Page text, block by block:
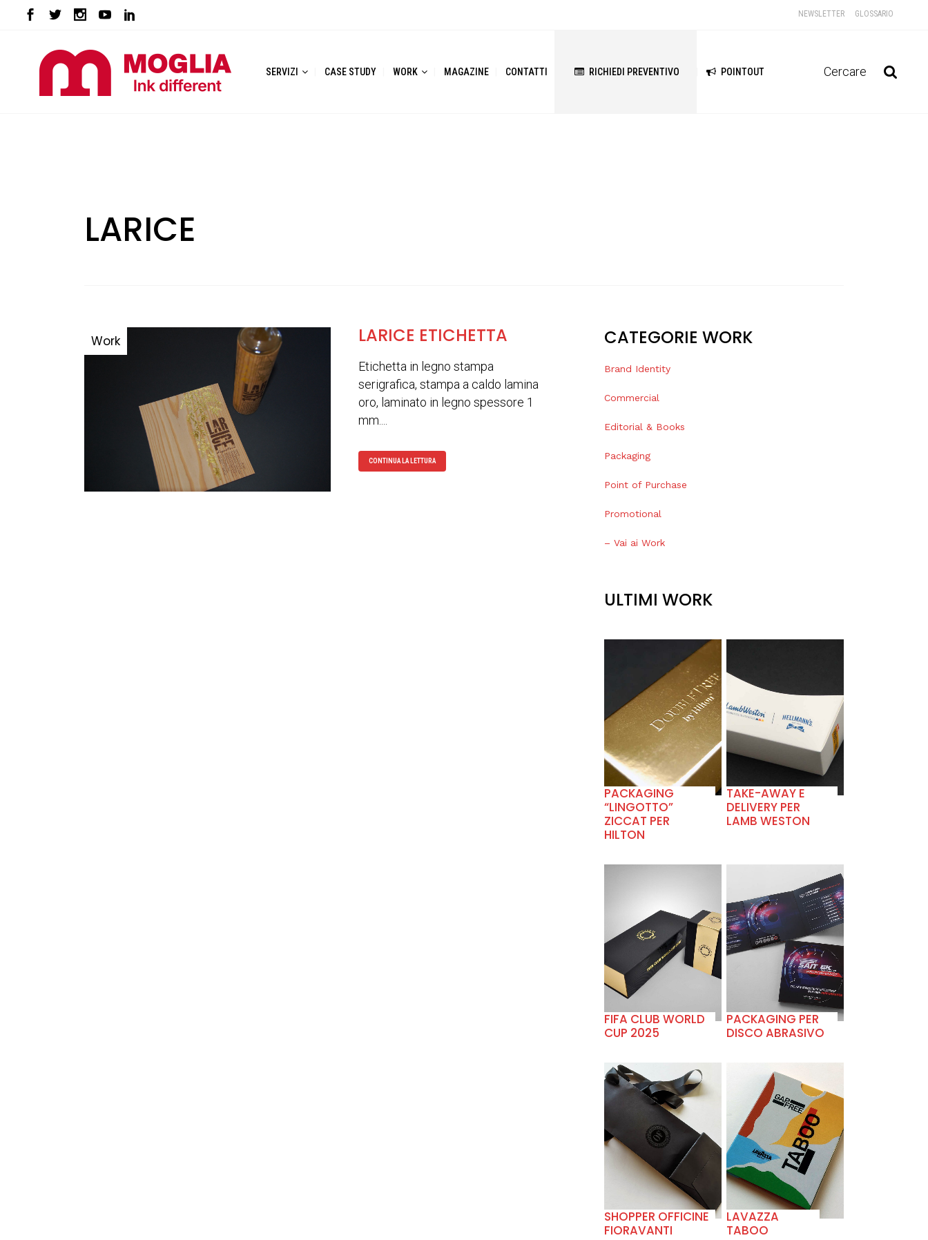
NEWSLETTER GLOSSARIO
Cercare
SERVIZI CASE STUDY WORK MAGAZINE CONTATTI RICHIEDI PREVENTIVO POINTOUT
LARICE
LARICE ETICHETTA
Etichetta in legno stampa
serigrafica, stampa a caldo lamina
oro, laminato in legno spessore 1
mm....
CONTINUA LA LETTURA
CATEGORIE WORK
Brand Identity
Commercial
Editorial & Books
Packaging
Point of Purchase
Promotional
– Vai ai Work
ULTIMI WORK
PACKAGING
“LINGOTTO”
ZICCAT PER
HILTON
+
TAKE-AWAY E
DELIVERY PER
LAMB WESTON
FIFA CLUB WORLD
CUP 2025
+
PACKAGING PER
DISCO ABRASIVO
SHOPPER OFFICINE
FIORAVANTI
+
LAVAZZA
TABOO